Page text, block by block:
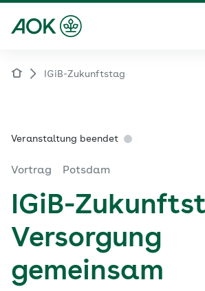
IGiB-Zukunftstag
Veranstaltung beendet
Vortrag Potsdam
IGiB-
Versorgung
gemeinsam